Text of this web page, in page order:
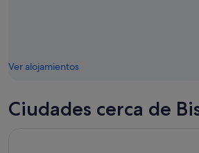
Ver alojamientos
Ciudades cerca de